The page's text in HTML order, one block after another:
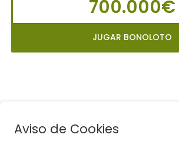
700.000€
JUGAR BONOLOTO
Aviso de Cookies